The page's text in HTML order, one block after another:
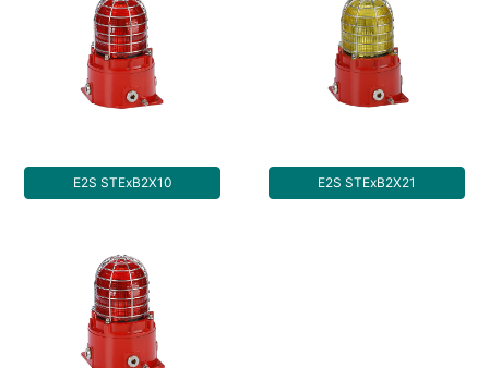
E2S STExB2X10 E2S STExB2X21